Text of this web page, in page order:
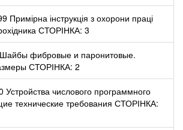
Примірна інструкція з охорони праці
СТОРІНКА: 3
фибровые и паронитовые.
СТОРІНКА: 2
числового программного
технические требования СТОРІНКА: